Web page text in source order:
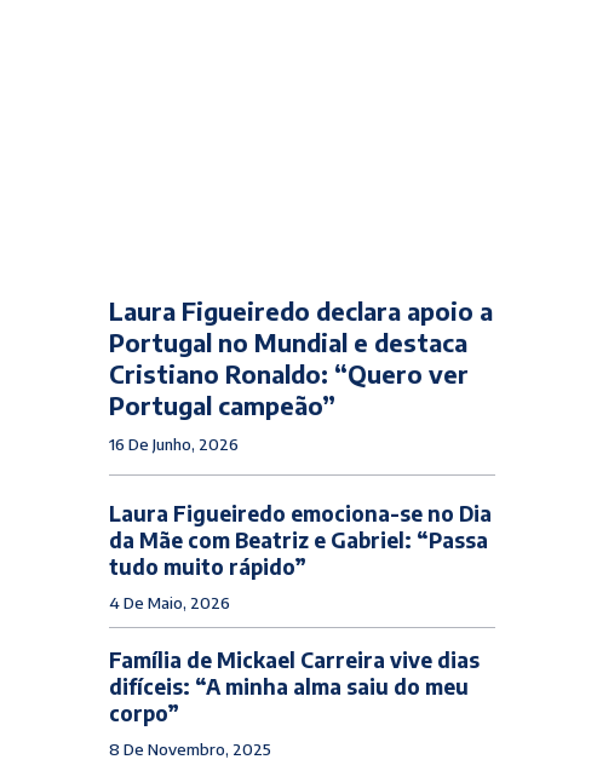
Laura Figueiredo declara apoio a
Portugal no Mundial e destaca
Cristiano Ronaldo: “Quero ver
Portugal campeão”
16 De Junho, 2026
Laura Figueiredo emociona-se no Dia
da Mãe com Beatriz e Gabriel: “Passa
tudo muito rápido”
4 De Maio, 2026
Família de Mickael Carreira vive dias
difíceis: “A minha alma saiu do meu
corpo”
8 De Novembro, 2025